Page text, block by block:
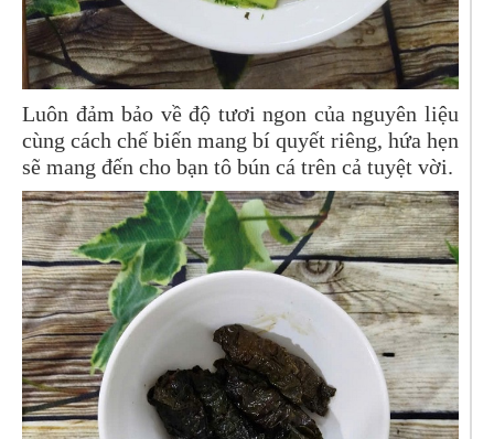
Luôn đảm bảo về độ tươi ngon của nguyên liệu
cùng cách chế biến mang bí quyết riêng, hứa hẹn
sẽ mang đến cho bạn tô bún cá trên cả tuyệt vời.